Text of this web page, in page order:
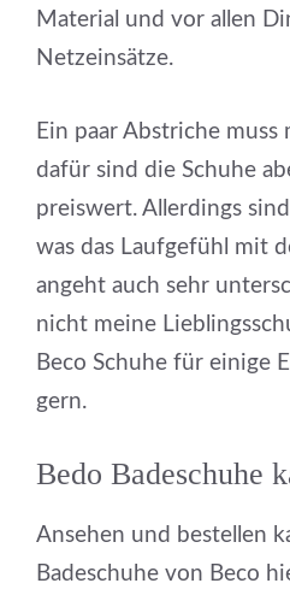
Material und vor allen
Netzeinsätze.
Ein paar Abstriche muss
dafür sind die Schuhe
preiswert. Allerdings
was das Laufgefühl mit
angeht auch sehr
nicht meine
Beco Schuhe für einige
gern.
Bedo Badeschuhe
Ansehen und bestellen
Badeschuhe von Beco